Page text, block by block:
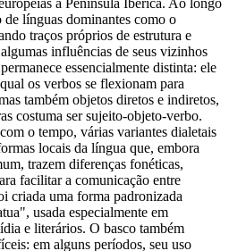
à Península Ibérica. Ao longo
de línguas dominantes como o
traços próprios de estrutura e
influências de seus vizinhos
essencialmente distinta: ele
os verbos se flexionam para
também objetos diretos e indiretos,
costuma ser sujeito-objeto-verbo.
o tempo, várias variantes dialetais
locais da língua que, embora
trazem diferenças fonéticas,
facilitar a comunicação entre
criada uma forma padronizada
usada especialmente em
e literários. O basco também
em alguns períodos, seu uso